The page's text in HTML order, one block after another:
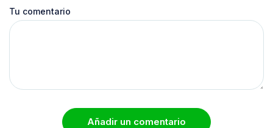
Tu comentario
Añadir un comentario